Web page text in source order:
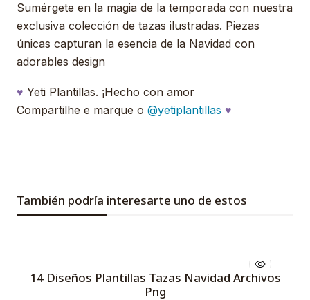
Sumérgete en la magia de la temporada con nuestra
exclusiva colección de tazas ilustradas. Piezas
únicas capturan la esencia de la Navidad con
adorables design
♥ Yeti Plantillas. ¡Hecho con amor
Compartilhe e marque o @yetiplantillas ♥
También podría interesarte uno de estos
14 Diseños Plantillas Tazas Navidad Archivos
Png